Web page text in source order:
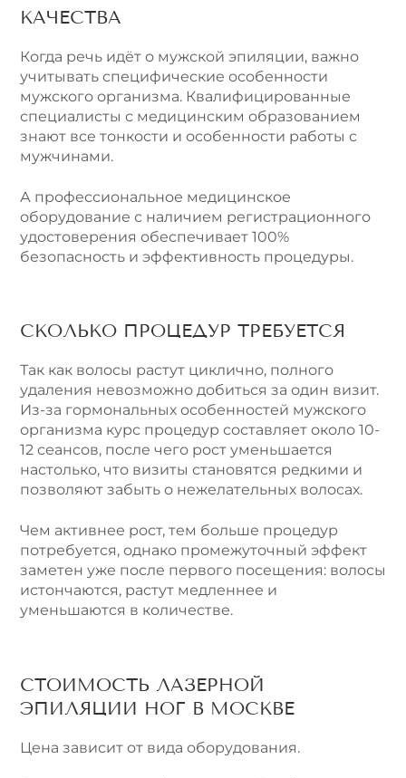
КАЧЕСТВА
Когда речь идёт о мужской эпиляции, важно
учитывать специфические особенности
мужского организма. Квалифицированные
специалисты с медицинским образованием
знают все тонкости и особенности работы с
мужчинами.
А профессиональное медицинское
оборудование с наличием регистрационного
удостоверения обеспечивает 100%
безопасность и эффективность процедуры.
СКОЛЬКО ПРОЦЕДУР ТРЕБУЕТСЯ
Так как волосы растут циклично, полного
удаления невозможно добиться за один визит.
Из-за гормональных особенностей мужского
организма курс процедур составляет около 10-
12 сеансов, после чего рост уменьшается
настолько, что визиты становятся редкими и
позволяют забыть о нежелательных волосах.
Чем активнее рост, тем больше процедур
потребуется, однако промежуточный эффект
заметен уже после первого посещения: волосы
истончаются, растут медленнее и
уменьшаются в количестве.
СТОИМОСТЬ ЛАЗЕРНОЙ
ЭПИЛЯЦИИ НОГ В МОСКВЕ
Цена зависит от вида оборудования.